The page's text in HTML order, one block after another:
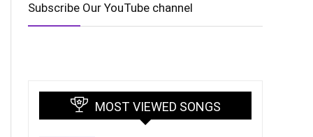
Subscribe Our YouTube channel
MOST VIEWED SONGS